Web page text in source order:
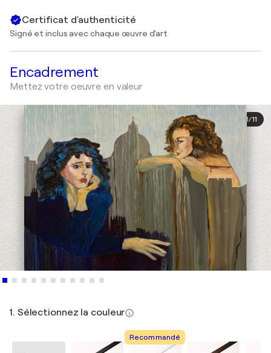
Certificat d'authenticité
Signé et inclus avec chaque œuvre d'art
Encadrement
Mettez votre oeuvre en valeur
1/11
1. Sélectionnez la couleur
Recommandé